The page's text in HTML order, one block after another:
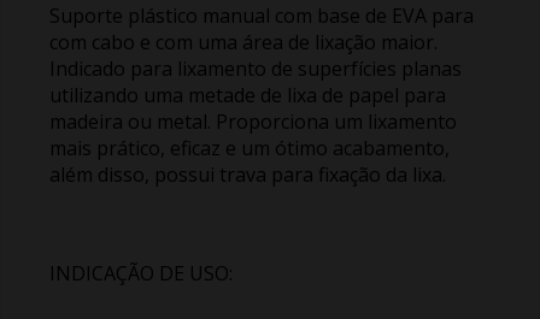
Suporte plástico manual com base de EVA para
com cabo e com uma área de lixação maior.
Indicado para lixamento de superfícies planas
utilizando uma metade de lixa de papel para
madeira ou metal. Proporciona um lixamento
mais prático, eficaz e um ótimo acabamento,
além disso, possui trava para fixação da lixa.
INDICAÇÃO DE USO: